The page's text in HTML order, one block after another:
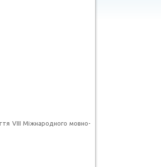
VIII Міжнародного мовно-